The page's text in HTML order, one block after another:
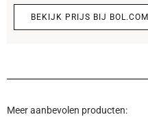
BEKIJK PRIJS BIJ BOL.COM
Meer aanbevolen producten: